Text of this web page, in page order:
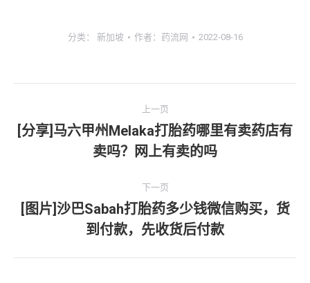
分类： 新加坡 作者： 药流网 2022-08-16
章
上一页
上
一
[分享]马六甲州Melaka打胎药哪里有卖药店有
卖吗？网上有卖的吗
下一页
下
一
文
[图片]沙巴Sabah打胎药多少钱微信购买，货
到付款，先收货后付款